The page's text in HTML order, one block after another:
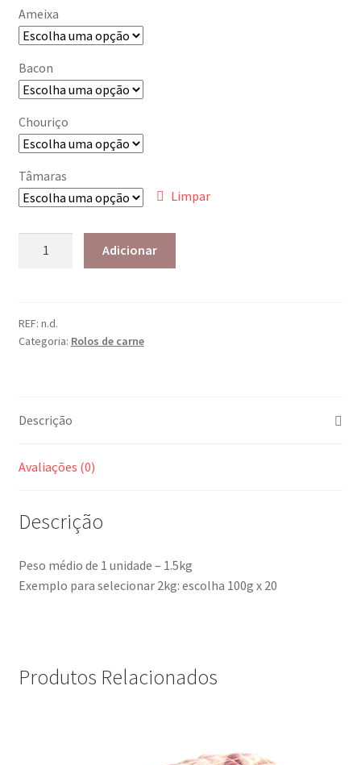
Ameixa
Bacon
Chouriço
Tâmaras
Limpar
Adicionar
REF: n.d.
Categoria: Rolos de carne
Descrição
Avaliações (0)
Descrição
Peso médio de 1 unidade – 1.5kg
Exemplo para selecionar 2kg: escolha 100g x 20
Produtos Relacionados